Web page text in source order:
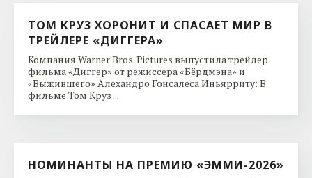
ТОМ КРУЗ ХОРОНИТ И СПАСАЕТ МИР В
ТРЕЙЛЕРЕ «ДИГГЕРА»
Компания Warner Bros. Pictures выпустила трейлер
фильма «Диггер» от режиссера «Бёрдмэна» и
«Выжившего» Алехандро Гонсалеса Иньярриту: В
фильме Том Круз ...
НОМИНАНТЫ НА ПРЕМИЮ «ЭММИ-2026»